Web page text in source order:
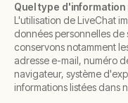
Quel type
L'utilisation de LiveChat
données personnelles
conservons notamment
adresse e-mail, numéro
navigateur, système
informations listées dans